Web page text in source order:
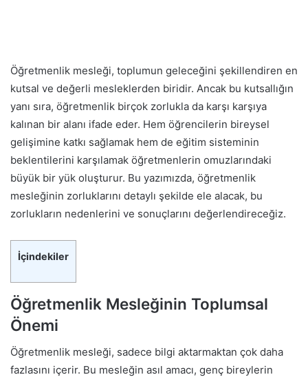
Öğretmenlik mesleği, toplumun geleceğini şekillendiren en
kutsal ve değerli mesleklerden biridir. Ancak bu kutsallığın
yanı sıra, öğretmenlik birçok zorlukla da karşı karşıya
kalınan bir alanı ifade eder. Hem öğrencilerin bireysel
gelişimine katkı sağlamak hem de eğitim sisteminin
beklentilerini karşılamak öğretmenlerin omuzlarındaki
büyük bir yük oluşturur. Bu yazımızda, öğretmenlik
mesleğinin zorluklarını detaylı şekilde ele alacak, bu
zorlukların nedenlerini ve sonuçlarını değerlendireceğiz.
İçindekiler
Öğretmenlik Mesleğinin Toplumsal
Önemi
Öğretmenlik mesleği, sadece bilgi aktarmaktan çok daha
fazlasını içerir. Bu mesleğin asıl amacı, genç bireylerin